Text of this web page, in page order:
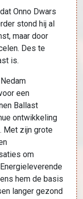
Onno Dwars
stond hij al
maar door
Des te
is.
een
Ballast
ontwikkeling
Met zijn grote
om
hem de basis
langer gezond